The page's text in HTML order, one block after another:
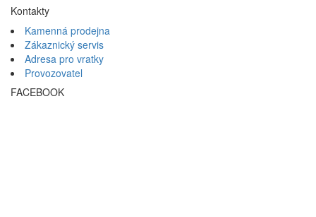
Kontakty
Kamenná prodejna
Zákaznický servis
Adresa pro vratky
Provozovatel
FACEBOOK